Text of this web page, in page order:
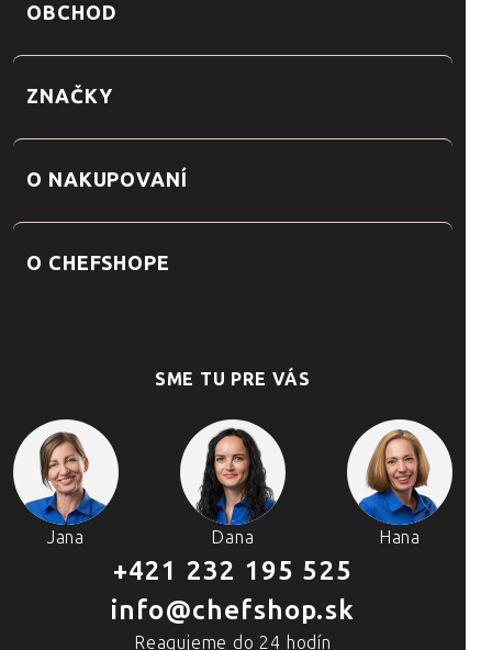
OBCHOD
ZNAČKY
O NAKUPOVANÍ
O CHEFSHOPE
SME TU PRE VÁS
Jana Dana Hana
+421 232 195 525
info@chefshop.sk
Reagujeme do 24 hodín